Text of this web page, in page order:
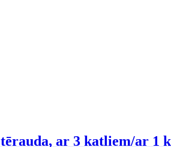
tērauda, ar 3 katliem/ar